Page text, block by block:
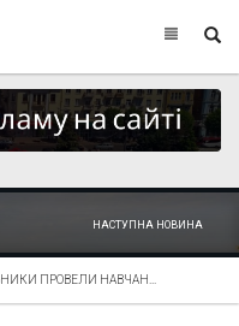
НАСТУПНА НОВИНА
ПРОВЕЛИ НАВЧАН...